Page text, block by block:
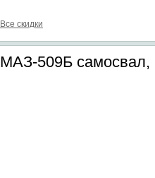
Все скидки
МАЗ-509Б самосвал,